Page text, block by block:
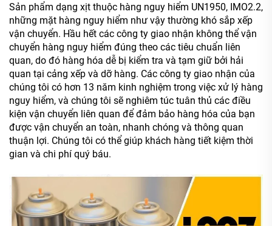
Sản phẩm dạng xịt thuộc hàng nguy hiểm UN1950, IMO2.2,
những mặt hàng nguy hiểm như vậy thường khó sắp xếp
vận chuyển. Hầu hết các công ty giao nhận không thể vận
chuyển hàng nguy hiểm đúng theo các tiêu chuẩn liên
quan, do đó hàng hóa dễ bị kiểm tra và tạm giữ bởi hải
quan tại cảng xếp và dỡ hàng. Các công ty giao nhận của
chúng tôi có hơn 13 năm kinh nghiệm trong việc xử lý hàng
nguy hiểm, và chúng tôi sẽ nghiêm túc tuân thủ các điều
kiện vận chuyển liên quan để đảm bảo hàng hóa của bạn
được vận chuyển an toàn, nhanh chóng và thông quan
thuận lợi. Chúng tôi có thể giúp khách hàng tiết kiệm thời
gian và chi phí quý báu.